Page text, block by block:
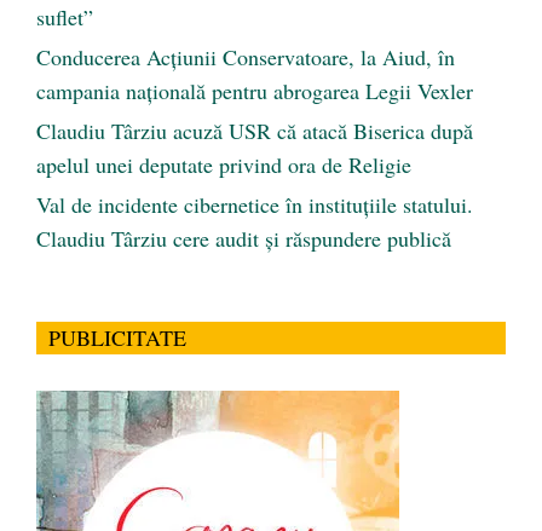
suflet”
Conducerea Acțiunii Conservatoare, la Aiud, în
campania națională pentru abrogarea Legii Vexler
Claudiu Târziu acuză USR că atacă Biserica după
apelul unei deputate privind ora de Religie
Val de incidente cibernetice în instituțiile statului.
Claudiu Târziu cere audit și răspundere publică
PUBLICITATE